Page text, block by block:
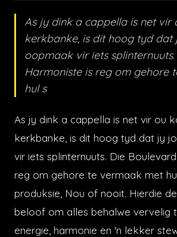
As jy dink a cappella is net vir
kerkbanke, is dit hoog tyd dat
oopmaak vir iets
Harmoniste is reg om gehore
hul s
As jy dink a cappella is net vir ou
kerkbanke, is dit hoog tyd dat jy
vir iets splinternuuts. Die
reg om gehore te vermaak met
produksie, Nou of nooit. Hierdie
beloof om alles behalwe vervelig
energie, harmonie en 'n lekker